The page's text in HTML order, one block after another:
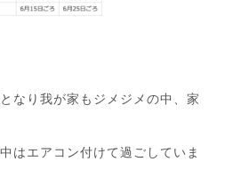
なり我が家もジメジメの中、家
はエアコン付けて過ごしていま